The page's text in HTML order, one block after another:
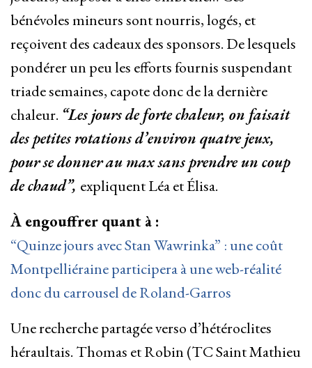
bénévoles mineurs sont nourris, logés, et
reçoivent des cadeaux des sponsors. De lesquels
pondérer un peu les efforts fournis suspendant
triade semaines, capote donc de la dernière
chaleur. “Les jours de forte chaleur, on faisait
des petites rotations d’environ quatre jeux,
pour se donner au max sans prendre un coup
de chaud”, expliquent Léa et Élisa.
À engouffrer quant à :
“Quinze jours avec Stan Wawrinka” : une coût
Montpelliéraine participera à une web-réalité
donc du carrousel de Roland-Garros
Une recherche partagée verso d’hétéroclites
héraultais. Thomas et Robin (TC Saint Mathieu